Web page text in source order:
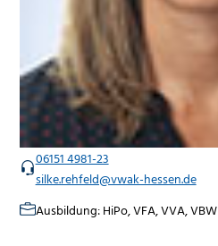
06151 4981-23
silke.rehfeld@vwak-hessen.de
Ausbildung: HiPo, VFA, VVA, VBW